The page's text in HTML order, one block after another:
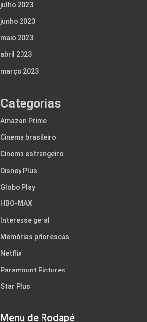
julho 2023
junho 2023
maio 2023
abril 2023
março 2023
Categorias
Amazon Prime
Cinema brasileiro
Cinema estrangeiro
Disney Plus
Globo Play
HBO-MAX
Interesse geral
Memórias pitorescas
Netflix
Paramount Pictures
Star Plus
Menu de Rodapé